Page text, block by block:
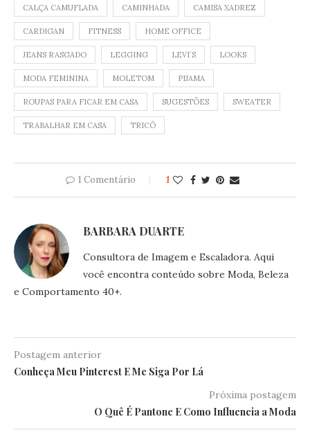
CALÇA CAMUFLADA CAMINHADA CAMISA XADREZ
CARDIGAN FITNESS HOME OFFICE
JEANS RASGADO LEGGING LEVI´S LOOKS
MODA FEMININA MOLETOM PIJAMA
ROUPAS PARA FICAR EM CASA SUGESTÕES SWEATER
TRABALHAR EM CASA TRICÔ
1 Comentário 1
BARBARA DUARTE
Consultora de Imagem e Escaladora. Aqui
você encontra conteúdo sobre Moda, Beleza
e Comportamento 40+.
Postagem anterior
Conheça Meu Pinterest E Me Siga Por Lá
Próxima postagem
O Quê É Pantone E Como Influencia a Moda